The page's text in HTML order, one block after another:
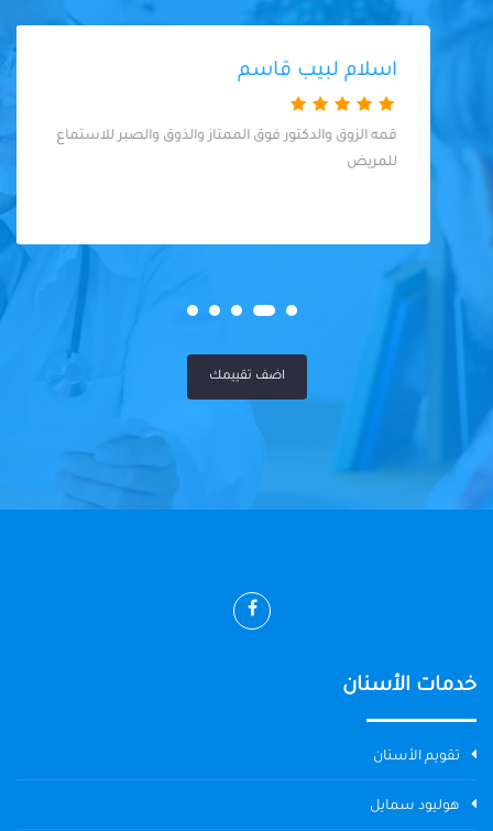
اسلام لبيب قاسم
قمه الزوق والدكتور فوق الممتاز والذوق والصبر للاستماع
للمريض
اضف تقييمك
خدمات الأسنان
تقويم الأسنان
هوليود سمايل